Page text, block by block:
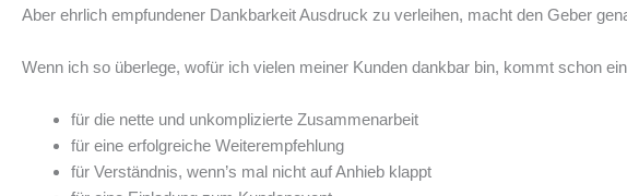
Aber ehrlich empfundener Dankbarkeit Ausdruck zu verleihen, macht den Geber
Wenn ich so überlege, wofür ich vielen meiner Kunden dankbar bin, kommt schon
für die nette und unkomplizierte Zusammenarbeit
für eine erfolgreiche Weiterempfehlung
für Verständnis, wenn’s mal nicht auf Anhieb klappt